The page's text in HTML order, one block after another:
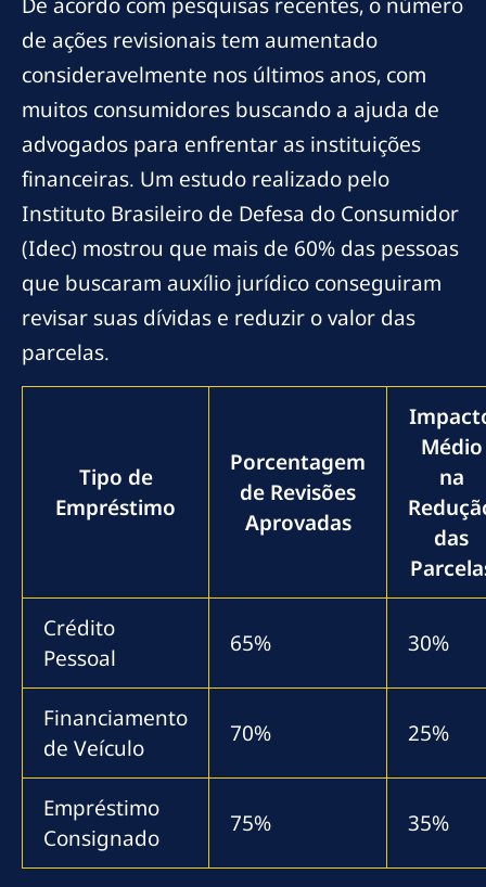
De acordo com pesquisas recentes, o número
de ações revisionais tem aumentado
consideravelmente nos últimos anos, com
muitos consumidores buscando a ajuda de
advogados para enfrentar as instituições
financeiras. Um estudo realizado pelo
Instituto Brasileiro de Defesa do Consumidor
(Idec) mostrou que mais de 60% das pessoas
que buscaram auxílio jurídico conseguiram
revisar suas dívidas e reduzir o valor das
parcelas.
Tipo de
Empréstimo
Porcentagem
de Revisões
Aprovadas
Médio
na
das
Crédito
Pessoal
65% 30%
Financiamento
de Veículo
70% 25%
Empréstimo
Consignado
75% 35%